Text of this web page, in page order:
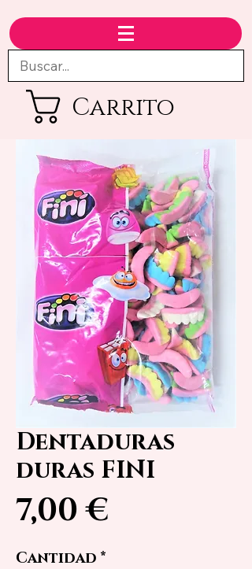
Carrito
Dentaduras
duras FINI
7,00 €
Cantidad *